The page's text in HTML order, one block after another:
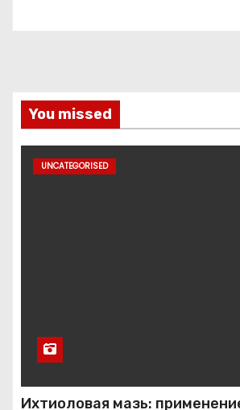
You missed
UNCATEGORISED
Ихтиоловая мазь: